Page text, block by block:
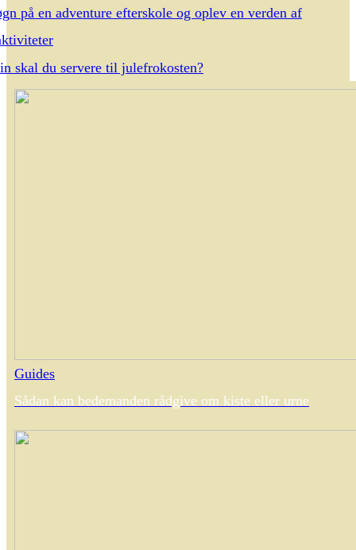
på en adventure efterskole og oplev en verden af
skal du servere til julefrokosten?
Guides
Sådan kan bedemanden rådgive om kiste eller urne